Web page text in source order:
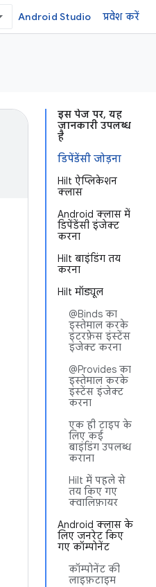
Android Studio प्रवेश करें
इस पेज पर, यह
जानकारी उपलब्ध
है
डिपेंडेंसी जोड़ना
Hilt ऐप्लिकेशन
क्लास
Android क्लास में
डिपेंडेंसी इंजेक्ट
करना
Hilt बाइंडिंग तय
करना
Hilt मॉड्यूल
@Binds का
इस्तेमाल करके
इंटरफ़ेस इंस्टेंस
इंजेक्ट करना
@Provides का
इस्तेमाल करके
इंस्टेंस इंजेक्ट
करना
एक ही टाइप के
लिए कई
बाइंडिंग उपलब्ध
कराना
Hilt में पहले से
तय किए गए
क्वालिफ़ायर
Android क्लास के
लिए जनरेट किए
गए कॉम्पोनेंट
कॉम्पोनेंट की
लाइफ़टाइम